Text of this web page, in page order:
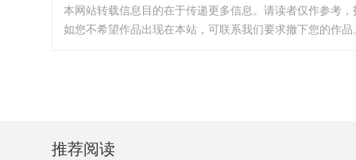
本网站转载信息目的在于传递更多信息。请读者仅作参考
如您不希望作品出现在本站，可联系我们要求撤下您的作
推荐阅读